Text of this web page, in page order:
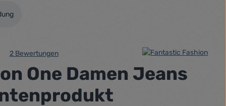
2 Bewertungen
One Damen Jeans